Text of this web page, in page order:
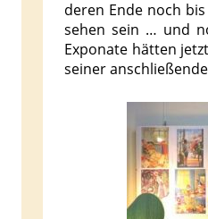
deren Ende noch
sehen sein … und
Exponate hätten
seiner